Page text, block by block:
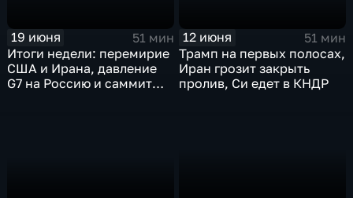
19 июня
51 мин
Итоги недели: перемирие
США и Ирана, давление
G7 на Россию и саммит
12 июня
51 мин
Трамп на первых полосах,
Иран грозит закрыть
пролив, Си едет в КНДР